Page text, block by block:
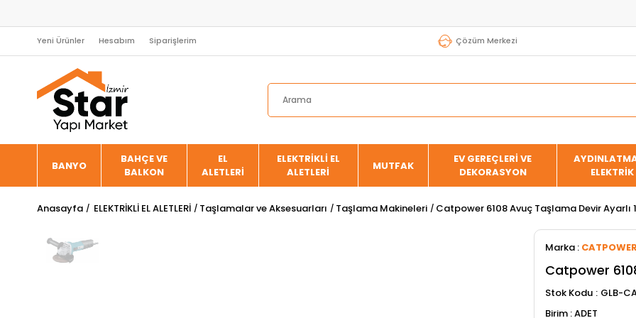
Yeni Ürünler Hesabım Siparişlerim Çözüm Merkezi
BANYO
BAHÇE VE
BALKON
EL
ALETLERİ
ELEKTRİKLİ EL
ALETLERİ
MUTFAK
EV GEREÇLERİ VE
DEKORASYON
ELEKTRİK
Anasayfa ELEKTRİKLİ EL ALETLERİ Taşlamalar ve Aksesuarları Taşlama Makineleri Catpower 6108 Avuç Taşlama Devir Ayarlı
Marka : CATPOWER
Catpower
Stok Kodu
GLB-
ADET